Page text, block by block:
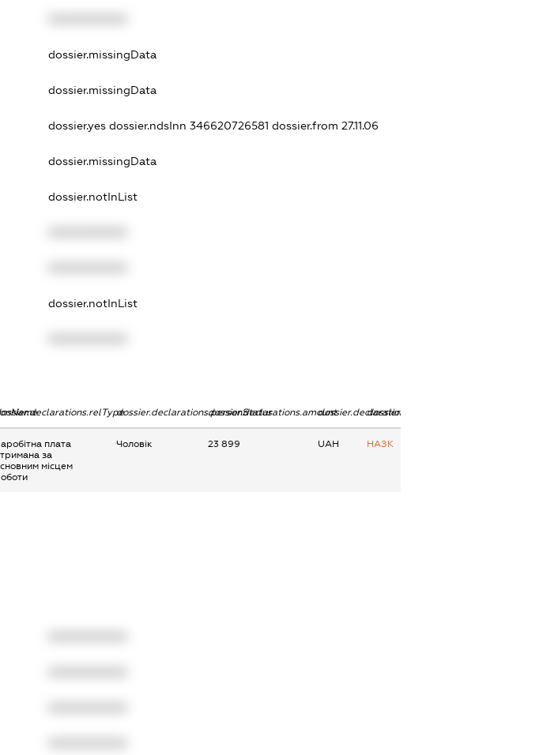
dossier.missingData
dossier.missingData
dossier.yes dossier.ndsInn 346620726581 dossier.from 27.11.06
dossier.missingData
dossier.notInList
dossier.notInList
dossier.declarations.personStatusdossier.declarations.amountdossier.declarations.currency
dossier.declarations.source
плата
за
місцем
Чоловік 23 899 UAH НАЗК